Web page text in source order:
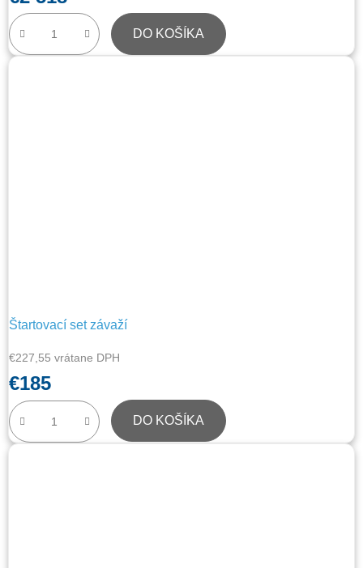
DO KOŠÍKA
Štartovací set závaží
€227,55 vrátane DPH
€185
DO KOŠÍKA